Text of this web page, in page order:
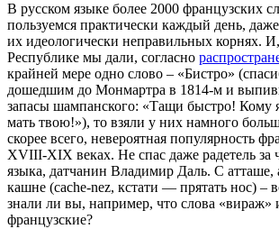
В русском языке более 2000 французских
пользуемся практически каждый день,
их идеологически неправильных корнях.
Республике мы дали, согласно
крайней мере одно слово – «Бистро»
дошедшим до Монмартра в 1814-м и
запасы шампанского: «Тащи быстро! Кому
мать твою!»), то взяли у них намного
скорее всего, невероятная популярность
XVIII-XIX веках. Не спас даже радетель за
языка, датчанин Владимир Даль. С атташе,
кашне (cache-nez, кстати — прятать нос) –
знали ли вы, например, что слова
французские?